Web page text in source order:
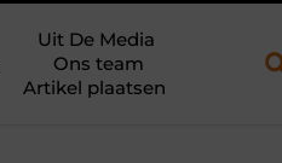
Uit De Media
Ons team
Artikel plaatsen